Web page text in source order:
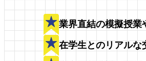
業界直結の模擬授業
在学生とのリアルな